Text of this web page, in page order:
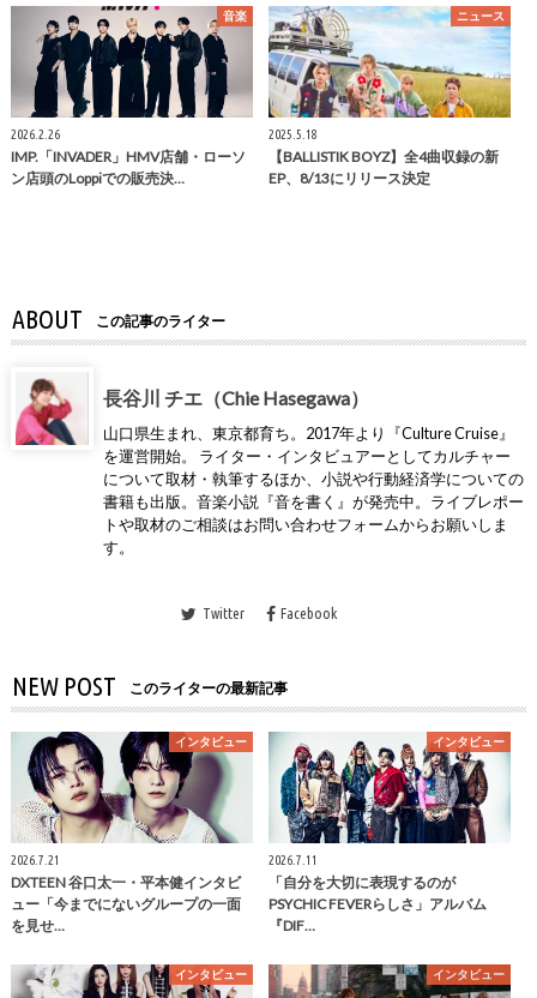
音楽
2026.2.26
IMP.「INVADER」HMV店舗・ローソ
ン店頭のLoppiでの販売決…
ニュース
2025.5.18
【BALLISTIK BOYZ】全4曲収録の新
EP、8/13にリリース決定
ABOUT この記事のライター
長谷川 チエ（Chie Hasegawa）
山口県生まれ、東京都育ち。2017年より『Culture Cruise』
を運営開始。 ライター・インタビュアーとしてカルチャー
について取材・執筆するほか、小説や行動経済学についての
書籍も出版。音楽小説『音を書く』が発売中。ライブレポー
トや取材のご相談はお問い合わせフォームからお願いしま
す。
Twitter Facebook
NEW POST このライターの最新記事
インタビュー
2026.7.21
DXTEEN 谷口太一・平本健インタビ
ュー「今までにないグループの一面
を見せ…
インタビュー
2026.7.11
「自分を大切に表現するのが
PSYCHIC FEVERらしさ」アルバム
『DIF…
インタビュー インタビュー